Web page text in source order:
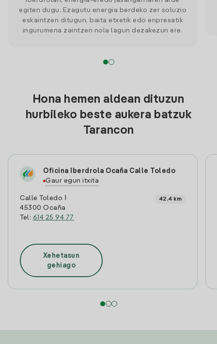
egiten dugu. Ezagutu energia berdeko zer soluzio
eskaintzen ditugun, baita etxetik edo enpresatik
ingurumena zaintzen nola lagun dezakezun ere.
Hona hemen aldean dituzun
hurbileko beste aukera batzuk
Tarancon
Oficina Iberdrola Ocaña Calle Toledo
Gaur egun itxita
Calle Toledo 1
45300 Ocaña
Tel: 614 25 94 77
42.4 km
Xehetasun
gehiago